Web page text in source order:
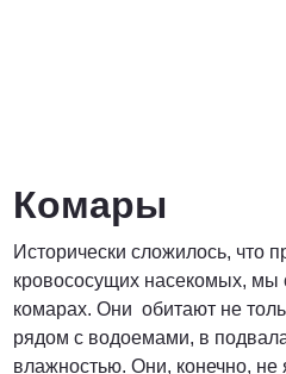
Комары
Исторически сложилось, что
кровососущих насекомых, мы
комарах. Они обитают не
рядом с водоемами, в
влажностью. Они, конечно,